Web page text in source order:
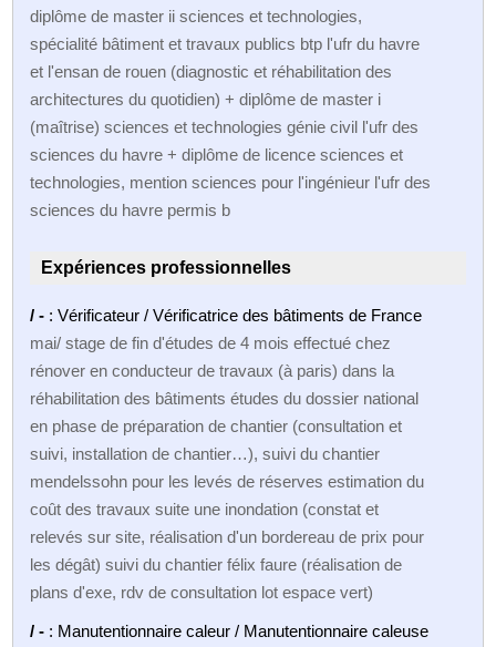
diplôme de master ii sciences et technologies,
spécialité bâtiment et travaux publics btp l'ufr du havre
et l'ensan de rouen (diagnostic et réhabilitation des
architectures du quotidien) + diplôme de master i
(maîtrise) sciences et technologies génie civil l'ufr des
sciences du havre + diplôme de licence sciences et
technologies, mention sciences pour l'ingénieur l'ufr des
sciences du havre permis b
Expériences professionnelles
/ - : Vérificateur / Vérificatrice des bâtiments de France
mai/ stage de fin d'études de 4 mois effectué chez
rénover en conducteur de travaux (à paris) dans la
réhabilitation des bâtiments études du dossier national
en phase de préparation de chantier (consultation et
suivi, installation de chantier…), suivi du chantier
mendelssohn pour les levés de réserves estimation du
coût des travaux suite une inondation (constat et
relevés sur site, réalisation d'un bordereau de prix pour
les dégât) suivi du chantier félix faure (réalisation de
plans d'exe, rdv de consultation lot espace vert)
/ - : Manutentionnaire caleur / Manutentionnaire caleuse